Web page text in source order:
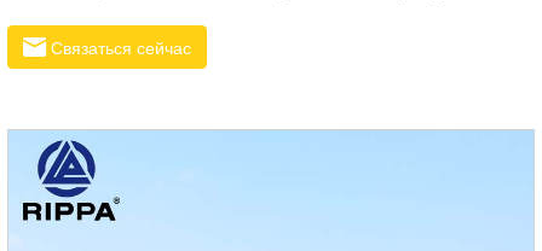
шума и низкой вибрации. Этот двигатель - дизельный
двигатель.
Связаться сейчас